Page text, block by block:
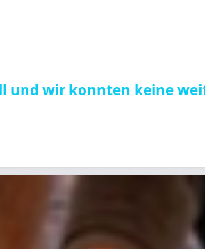
und wir konnten keine